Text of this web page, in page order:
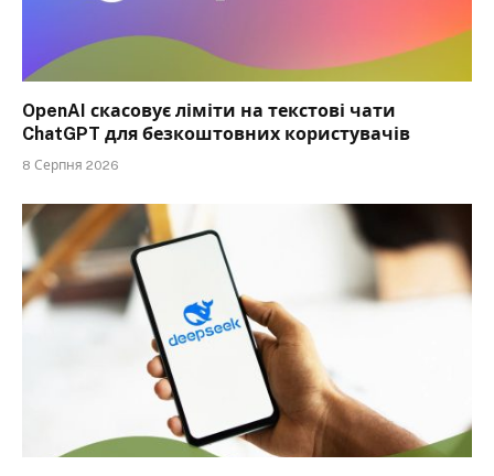
OpenAI скасовує ліміти на текстові чати
ChatGPT для безкоштовних користувачів
8 Серпня 2026